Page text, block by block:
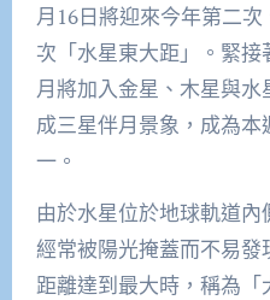
月16日將迎來今年第二
次「水星東大距」。緊
月將加入金星、木星與
成三星伴月景象，成為
一。
由於水星位於地球軌道內
經常被陽光掩蓋而不易
距離達到最大時，稱為